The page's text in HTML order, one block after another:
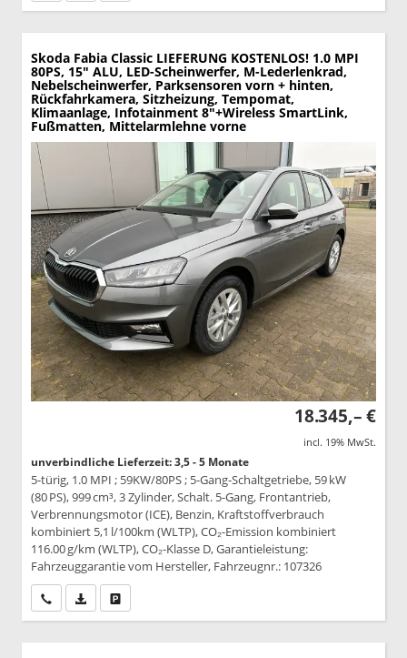
Skoda Fabia Classic LIEFERUNG KOSTENLOS! 1.0 MPI
80PS, 15" ALU, LED-Scheinwerfer, M-Lederlenkrad,
Nebelscheinwerfer, Parksensoren vorn + hinten,
Rückfahrkamera, Sitzheizung, Tempomat,
Klimaanlage, Infotainment 8"+Wireless SmartLink,
Fußmatten, Mittelarmlehne vorne
18.345,– €
incl. 19% MwSt.
unverbindliche Lieferzeit: 3,5 - 5 Monate
5-türig, 1.0 MPI ; 59KW/80PS ; 5-Gang-Schaltgetriebe, 59 kW
(80 PS), 999 cm³, 3 Zylinder, Schalt. 5-Gang, Frontantrieb,
Verbrennungsmotor (ICE), Benzin, Kraftstoffverbrauch
kombiniert 5,1 l/100km (WLTP), CO₂-Emission kombiniert
116.00 g/km (WLTP), CO₂-Klasse D, Garantieleistung:
Fahrzeuggarantie vom Hersteller, Fahrzeugnr.: 107326
Wir rufen Sie anPDF-Datei, Fahrzeugexposé drucken